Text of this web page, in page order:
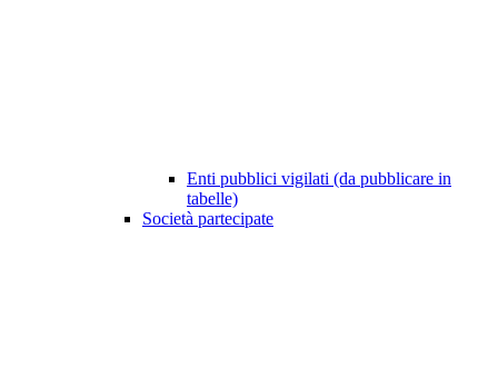
Enti pubblici vigilati (da pubblicare in
tabelle)
Società partecipate